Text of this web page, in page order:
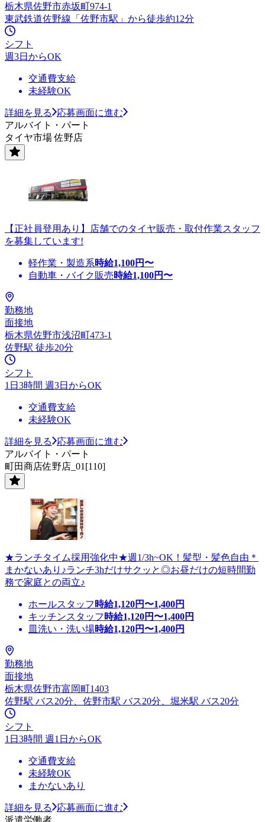
栃木県佐野市赤坂町974-1
東武鉄道佐野線「佐野市駅」から徒歩約12分
シフト
週3日からOK
交通費支給
未経験OK
詳細を見る
応募画面に進む
アルバイト・パート
タイヤ市場 佐野店
【正社員登用あり】店舗でのタイヤ販売・取付作業スタッフ
を募集しています!
軽作業・製造系時給1,100円〜
自動車・バイク販売時給1,100円〜
勤務地
面接地
栃木県佐野市浅沼町473-1
佐野駅 徒歩20分
シフト
1日3時間 週3日からOK
交通費支給
未経験OK
詳細を見る
応募画面に進む
アルバイト・パート
町田商店佐野店_01[110]
★ランチタイム採用強化中★週1/3h~OK！髪型・髪色自由＊
まかないあり♪ランチ3hだけサクッと◎お昼だけの短時間勤
務で家庭との両立♪
ホールスタッフ 時給1,120円〜1,400円
キッチンスタッフ 時給1,120円〜1,400円
皿洗い・洗い場時給1,120円〜1,400円
勤務地
面接地
栃木県佐野市富岡町1403
佐野駅 バス20分、佐野市駅 バス20分、堀米駅 バス20分
シフト
1日3時間 週1日からOK
交通費支給
未経験OK
まかないあり
詳細を見る
応募画面に進む
派遣労働者